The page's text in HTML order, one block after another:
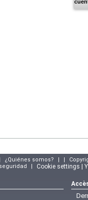
¿Quiénes somos? | |
| Cookie settings |